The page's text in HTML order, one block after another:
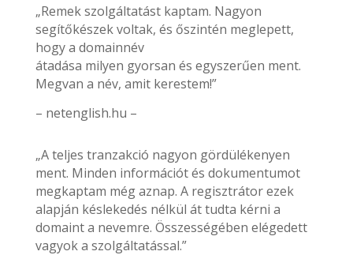
„Remek szolgáltatást kaptam. Nagyon
segítőkészek voltak, és őszintén meglepett,
hogy a domainnév
átadása milyen gyorsan és egyszerűen ment.
Megvan a név, amit kerestem!”
– netenglish.hu –
„A teljes tranzakció nagyon gördülékenyen
ment. Minden információt és dokumentumot
megkaptam még aznap. A regisztrátor ezek
alapján késlekedés nélkül át tudta kérni a
domaint a nevemre. Összességében elégedett
vagyok a szolgáltatással.”